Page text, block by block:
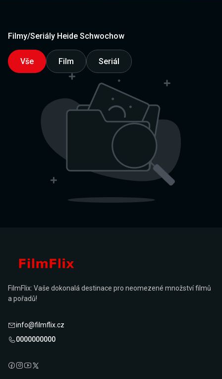
Filmy/Seriály Heide Schwochow
Vše Film Seriál
FilmFlix: Vaše dokonalá destinace pro neomezené množství filmů
a pořadů!
info@filmflix.cz
0000000000